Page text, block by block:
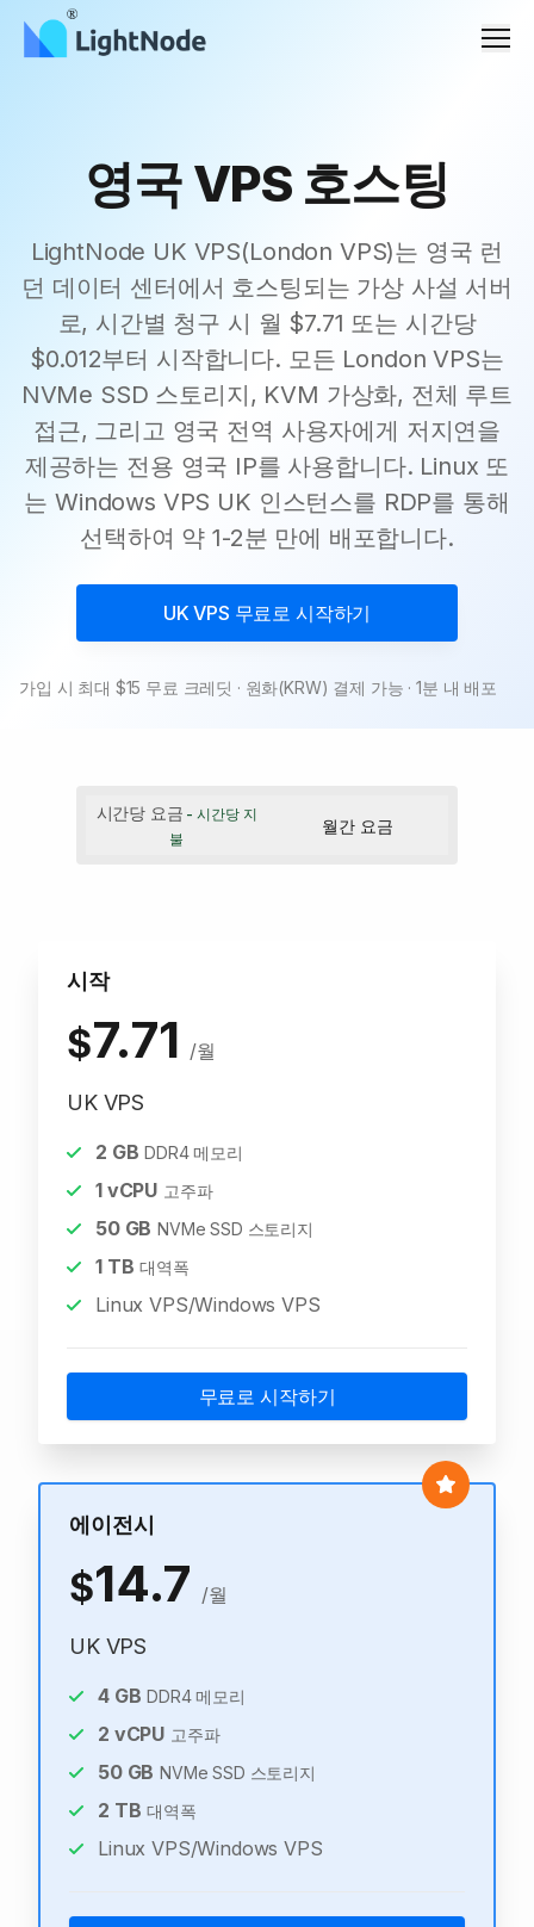
메뉴
영국 VPS 호스팅
LightNode UK VPS(London VPS)는 영국 런
던 데이터 센터에서 호스팅되는 가상 사설 서버
로, 시간별 청구 시 월 $7.71 또는 시간당
$0.012부터 시작합니다. 모든 London VPS는
NVMe SSD 스토리지, KVM 가상화, 전체 루트
접근, 그리고 영국 전역 사용자에게 저지연을
제공하는 전용 영국 IP를 사용합니다. Linux 또
는 Windows VPS UK 인스턴스를 RDP를 통해
선택하여 약 1-2분 만에 배포합니다.
UK VPS 무료로 시작하기
가입 시 최대 $15 무료 크레딧 · 원화(KRW) 결제 가능 · 1분 내 배포
시간당 요금 - 시간당 지
불
월간 요금
시작
$7.71 /월
UK VPS
2 GB DDR4 메모리
1vCPU 고주파
50GB NVMe SSD 스토리지
1TB 대역폭
Linux VPS/Windows VPS
무료로 시작하기
에이전시
$14.7 /월
UK VPS
4GB DDR4 메모리
2 vCPU 고주파
50GB NVMe SSD 스토리지
2 TB 대역폭
Linux VPS/Windows VPS